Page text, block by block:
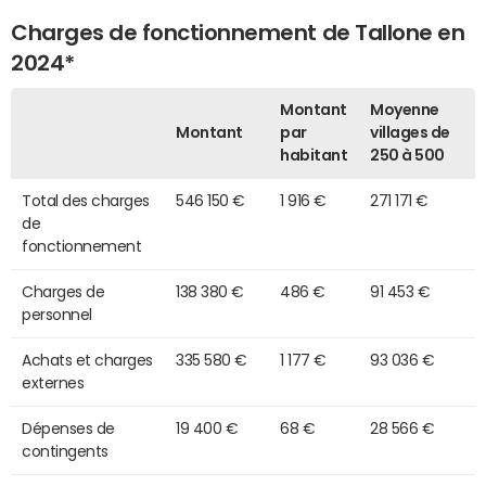
Charges de fonctionnement de Tallone en
2024*
Montant
Montant
par
habitant
Moyenne
villages de
250 à 500
Total des charges
de
fonctionnement
546 150 € 1 916 € 271 171 €
Charges de
personnel
138 380 € 486 € 91 453 €
Achats et charges
externes
335 580 € 1 177 € 93 036 €
Dépenses de
contingents
19 400 € 68 € 28 566 €